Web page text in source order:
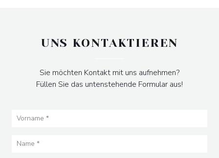
UNS KONTAKTIEREN
Sie möchten Kontakt mit uns aufnehmen?
Füllen Sie das untenstehende Formular aus!